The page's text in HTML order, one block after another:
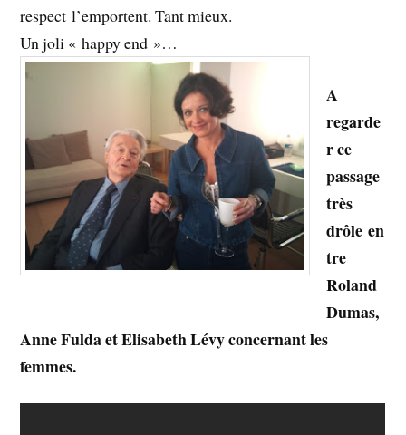
respect l’emportent. Tant mieux.
Un joli « happy end »…
A
regarde
r ce
passage
très
drôle en
tre
Roland
Dumas,
Anne Fulda et Elisabeth Lévy concernant les
femmes.